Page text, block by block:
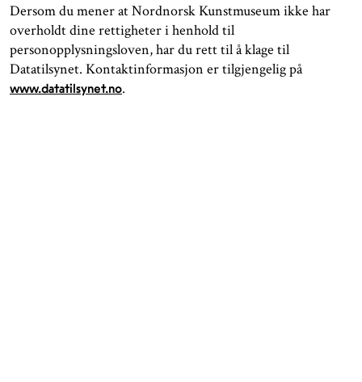
Dersom du mener at Nordnorsk Kunstmuseum ikke har
overholdt dine rettigheter i henhold til
personopplysningsloven, har du rett til å klage til
Datatilsynet. Kontaktinformasjon er tilgjengelig på
www.datatilsynet.no.